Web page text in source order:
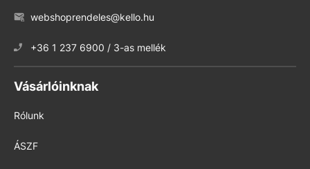
webshoprendeles@kello.hu
+36 1 237 6900 / 3-as mellék
Vásárlóinknak
Rólunk
ÁSZF